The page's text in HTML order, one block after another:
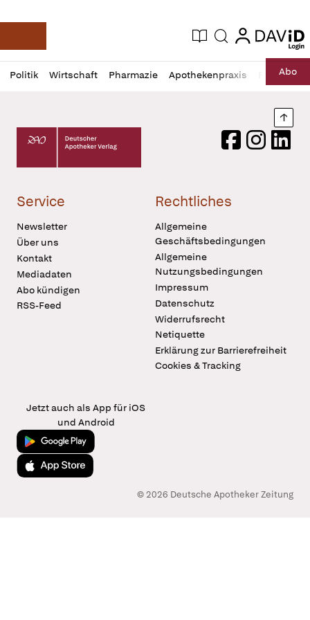
Deutsche Apotheker Zeitung
Aktuelle Ausgabe
Suche login
login
Politik Wirtschaft Pharmazie Apothekenpraxis RechtAbo
Profil
öffnen
Daz
Pur
Deutscher Apotheker Verlag Logo
FacebookInstagram
Service
Newsletter
Über uns
Kontakt
Mediadaten
Abo kündigen
RSS-Feed
Rechtliches
Allgemeine
Geschäftsbedingungen
Allgemeine
Nutzungsbedingungen
Impressum
Datenschutz
Widerrufsrecht
Netiquette
Erklärung zur Barrierefreiheit
Cookies & Tracking
Jetzt auch als App für iOS
und Android
Jetzt bei Google Play
Laden im App Store
© 2026 Deutsche Apotheker Zeitung